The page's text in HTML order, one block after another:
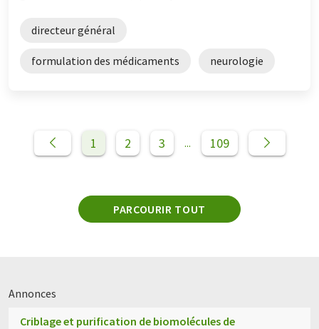
directeur général
formulation des médicaments neurologie
1 2 3 ... 109
PARCOURIR TOUT
Annonces
Criblage et purification de biomolécules de